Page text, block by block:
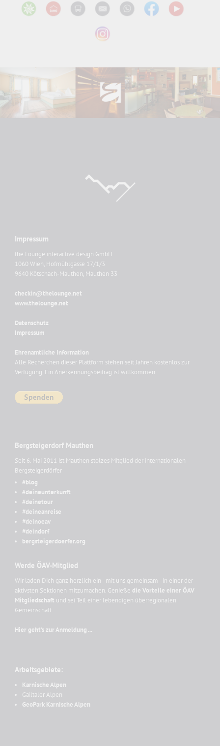
Impressum
the Lounge interactive design GmbH
1060 Wien, Hofmühlgasse 17/1/3
9640 Kötschach-Mauthen, Mauthen 33
checkin@thelounge.net
www.thelounge.net
Datenschutz
Impressum
Ehrenamtliche Information
Alle Recherchen dieser Plattform stehen seit Jahren kostenlos zur
Verfügung. Ein Anerkennungsbeitrag ist willkommen.
Bergsteigerdorf Mauthen
Seit 6. Mai 2011 ist Mauthen stolzes Mitglied der internationalen
Bergsteigerdörfer
#blog
#deineunterkunft
#deinetour
#deineanreise
#deinoeav
#deindorf
bergsteigerdoerfer.org
Werde ÖAV-Mitglied
Wir laden Dich ganz herzlich ein - mit uns gemeinsam - in einer der
aktivsten Sektionen mitzumachen. Genieße die Vorteile einer ÖAV
Mitgliedschaft und sei Teil einer lebendigen überregionalen
Gemeinschaft.
Hier geht's zur Anmeldung ...
Arbeitsgebiete:
Karnische Alpen
Gailtaler Alpen
GeoPark Karnische Alpen